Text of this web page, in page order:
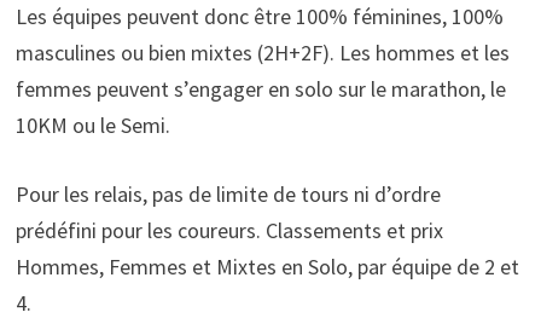
​Les équipes peuvent donc être 100% féminines, 100%
masculines ou bien mixtes (2H+2F). Les hommes et les
femmes peuvent s’engager en solo sur le marathon, le
10KM ou le Semi.
​Pour les relais, pas de limite de tours ni d’ordre
prédéfini pour les coureurs. Classements et prix
Hommes, Femmes et Mixtes en Solo, par équipe de 2 et
4.